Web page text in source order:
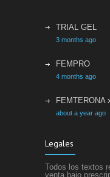
TRIAL GEL
3 months ago
FEMPRO
4 months ago
FEMTERONA
about a year ago
about a year ago
SIFEL
Legales
Todos los textos
venta bajo